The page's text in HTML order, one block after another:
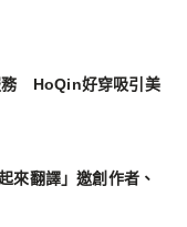
務 HoQin好穿吸引美
來翻譯」邀創作者、